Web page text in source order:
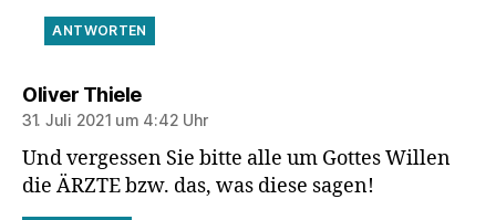
ANTWORTEN
Oliver Thielesagt:
31. Juli 2021 um 4:42 Uhr
Und vergessen Sie bitte alle um Gottes Willen
die ÄRZTE bzw. das, was diese sagen!